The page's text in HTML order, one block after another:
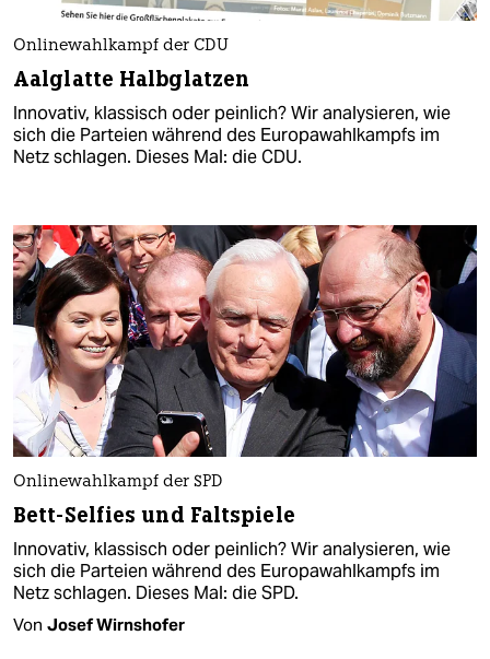
Onlinewahlkampf der CDU
Aalglatte Halbglatzen
Innovativ, klassisch oder peinlich? Wir analysieren, wie
sich die Parteien während des Europawahlkampfs im
Netz schlagen. Dieses Mal: die CDU.
Onlinewahlkampf der SPD
Bett-Selfies und Faltspiele
Innovativ, klassisch oder peinlich? Wir analysieren, wie
sich die Parteien während des Europawahlkampfs im
Netz schlagen. Dieses Mal: die SPD.
Von Josef Wirnshofer